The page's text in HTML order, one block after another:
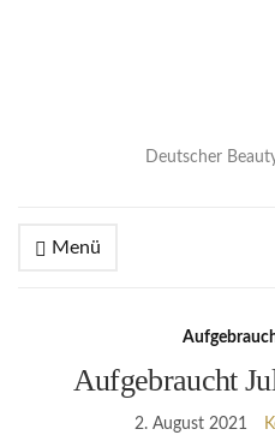
Deutscher
Menü
Aufgebraucht
2. August 2021